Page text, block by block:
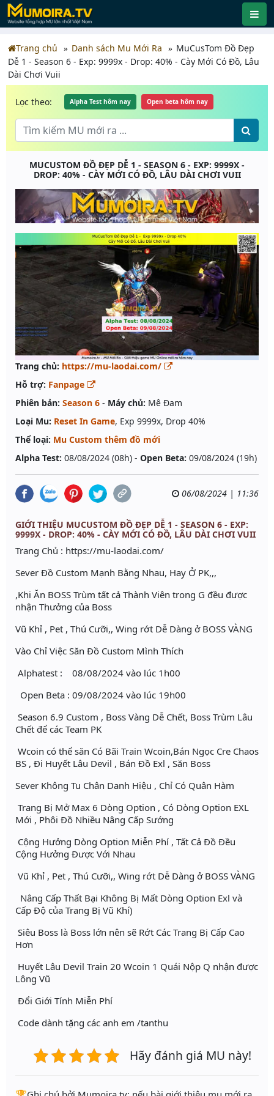
Trang chủ Danh sách Mu Mới Ra
MuCusTom Đồ Đẹp
Dễ 1 - Season 6 - Exp: 9999x - Drop: 40% - Cày Mới Có Đồ, Lâu
Dài Chơi Vuii
Lọc theo: Alpha Test hôm nay Open beta hôm nay
MUCUSTOM ĐỒ ĐẸP DỄ 1 - SEASON 6 - EXP: 9999X -
DROP: 40% - CÀY MỚI CÓ ĐỒ, LÂU DÀI CHƠI VUII
Trang chủ: https://mu-laodai.com/
Hỗ trợ: Fanpage
Phiên bản: Season 6 - Máy chủ: Mê Đam
Loại Mu: Reset In Game, Exp 9999x, Drop 40%
Thể loại: Mu Custom thêm đồ mới
Alpha Test: 08/08/2024 (08h) - Open Beta: 09/08/2024 (19h)
06/08/2024 | 11:36
GIỚI THIỆU MUCUSTOM ĐỒ ĐẸP DỄ 1 - SEASON 6 - EXP:
9999X - DROP: 40% - CÀY MỚI CÓ ĐỒ, LÂU DÀI CHƠI VUII
Trang Chủ : https://mu-laodai.com/
Sever Đồ Custom Mạnh Bằng Nhau, Hay Ở PK,,,
,Khi Ăn BOSS Trùm tất cả Thành Viên trong G đều được
nhận Thưởng của Boss
Vũ Khỉ , Pet , Thú Cưỡi,, Wing rớt Dễ Dàng ở BOSS VÀNG
Vào Chỉ Việc Săn Đồ Custom Mình Thích
Alphatest : 08/08/2024 vào lúc 1h00
Open Beta : 09/08/2024 vào lúc 19h00
Season 6.9 Custom , Boss Vàng Dễ Chết, Boss Trùm Lâu
Chết để các Team PK
Wcoin có thể săn Có Bãi Train Wcoin,Bán Ngọc Cre Chaos
BS , Đi Huyết Lâu Devil , Bán Đồ Exl , Săn Boss
Sever Không Tu Chân Danh Hiệu , Chỉ Có Quân Hàm
Trang Bị Mở Max 6 Dòng Option , Có Dòng Option EXL
Mới , Phôi Đồ Nhiều Nâng Cấp Sướng
Cộng Hưởng Dòng Option Miễn Phí , Tất Cả Đồ Đều
Cộng Hưởng Được Với Nhau
Vũ Khỉ , Pet , Thú Cưỡi,, Wing rớt Dễ Dàng ở BOSS VÀNG
Nâng Cấp Thất Bại Không Bị Mất Dòng Option Exl và
Cấp Độ của Trang Bị Vũ Khí)
Siêu Boss là Boss lớn nên sẽ Rớt Các Trang Bị Cấp Cao
Hơn
Huyết Lâu Devil Train 20 Wcoin 1 Quái Nộp Q nhận được
Lông Vũ
Đổi Giới Tính Miễn Phí
Code dành tặng các anh em /tanthu
Hãy đánh giá MU này!